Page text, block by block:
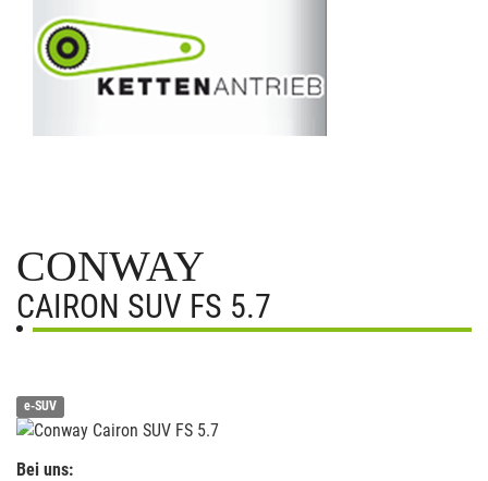
CONWAY
CAIRON SUV FS 5.7
e-SUV
Bei uns: